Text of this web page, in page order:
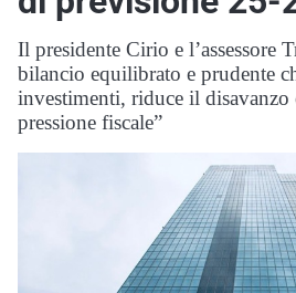
Il presidente Cirio e l’assessore
bilancio equilibrato e prudente
investimenti, riduce il disavanzo
pressione fiscale”